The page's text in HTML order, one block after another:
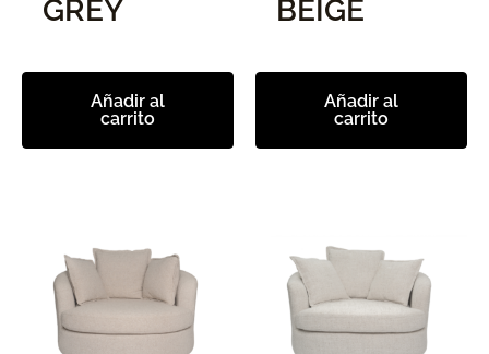
GREY
Añadir al
carrito
BEIGE
Añadir al
carrito